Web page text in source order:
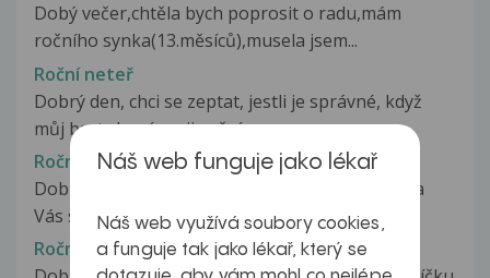
Dobý večer,chtěla bych poprosit o radu,mám
ročního synka(13.měsíců),musela jsem...
Roční neteř
Dobrý den, chci se zeptat, jestli je správné, když
můj bratr krmí svoji roční...
Roční poplatek u gynekologa
Dobrý den, pane doktore, obracím se možná na
Vás s neobvyklou otázkou - netýká...
Roční syn nepřibírá
Náš web funguje jako lékař
Náš web využívá soubory cookies,
a funguje tak jako lékař, který se